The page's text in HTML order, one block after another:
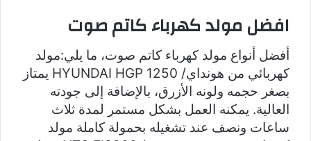
افضل مولد كهرباء كاتم صوت
أفضل أنواع مولد كهرباء كاتم صوت، ما يلي:مولد
كهربائي من هونداي/ HYUNDAI HGP 1250 يمتاز
بصغر حجمه ولونه الأزرق، بالإضافة إلى جودته
العالية. يمكنه العمل بشكل مستمر لمدة ثلاث
ساعات ونصف عند تشغيله بحمولة كاملة مولد